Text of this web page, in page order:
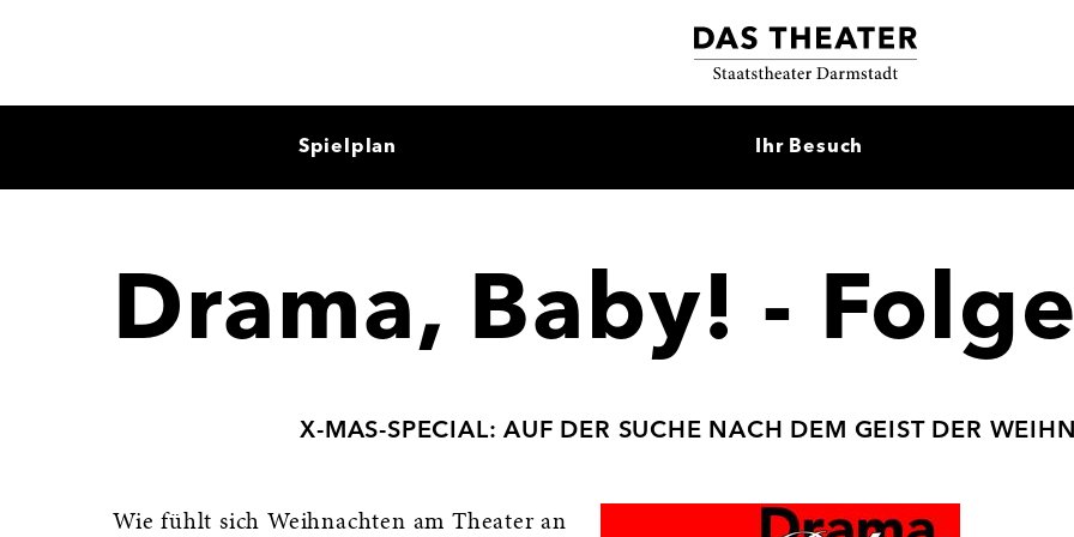
Spielplan Ihr Besuch
Drama, Baby! -
X-MAS-SPECIAL: AUF DER SUCHE NACH DEM GEIST DER
Wie fühlt sich Weihnachten am Theater an